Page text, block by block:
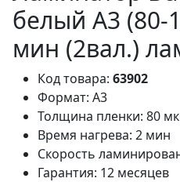
белый A3
мин (2вал.)
Код товара: 63902
Формат: А3
Толщина пленки: 80
Время нагрева: 2 мин
Скорость
Гарантия: 12 месяцев